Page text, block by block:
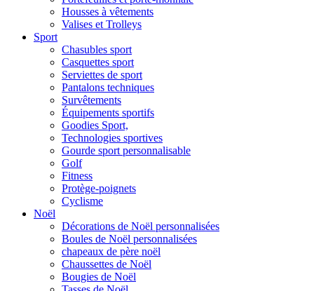
Housses à vêtements
Valises et Trolleys
Sport
Chasubles sport
Casquettes sport
Serviettes de sport
Pantalons techniques
Survêtements
Équipements sportifs
Goodies Sport,
Technologies sportives
Gourde sport personnalisable
Golf
Fitness
Protège-poignets
Cyclisme
Noël
Décorations de Noël personnalisées
Boules de Noël personnalisées
chapeaux de père noël
Chaussettes de Noël
Bougies de Noël